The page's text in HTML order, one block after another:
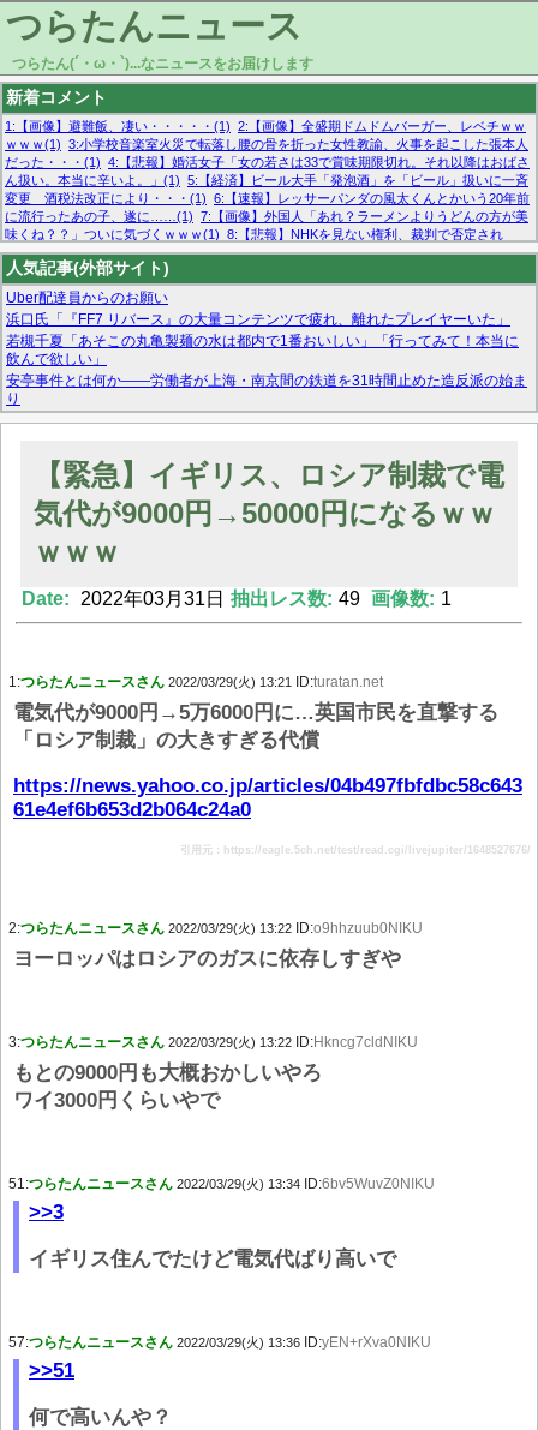
つらたんニュース
つらたん(´・ω・`)...なニュースをお届けします
新着コメント
1:【画像】避難飯、凄い・・・・・(1) 2:【画像】全盛期ドムドムバーガー、レベチｗｗ
ｗｗｗ(1) 3:小学校音楽室火災で転落し腰の骨を折った女性教諭、火事を起こした張本人
だった・・・(1) 4:【悲報】婚活女子「女の若さは33で賞味期限切れ。それ以降はおばさ
ん扱い。本当に辛いよ。」(1) 5:【経済】ビール大手「発泡酒」を「ビール」扱いに一斉
変更 酒税法改正により・・・(1) 6:【速報】レッサーパンダの風太くんとかいう20年前
に流行ったあの子、遂に……(1) 7:【画像】外国人「あれ？ラーメンよりうどんの方が美
味くね？？」ついに気づくｗｗｗ(1) 8:【悲報】NHKを見ない権利、裁判で否定され
る・・・(1) 9:欧州委員長「原発縮小は間違いでした」(1) 10:【悲報】日本企業の人手不
足、限界突破 52%「正社員も足りてません…」(1)
人気記事(外部サイト)
Uber配達員からのお願い
浜口氏「『FF7 リバース』の大量コンテンツで疲れ、離れたプレイヤーいた」
若槻千夏「あそこの丸亀製麺の水は都内で1番おいしい」「行ってみて！本当に
飲んで欲しい」
安亭事件とは何か——労働者が上海・南京間の鉄道を31時間止めた造反派の始ま
り
マーベル帝国、まさかの反省！？『サンダーボルツ』の高評価は本物か？ディズ
【モー娘。石田亜佑美】ファーストテイク出演も新規獲得ならず？北川莉央が1
【画像あり】FacebookとかTwitterで拾ったエロ画像貼ってくよ
【緊急】イギリス、ロシア制裁で電
気代が9000円→50000円になるｗｗ
ｗｗｗ
Date: 2022年03月31日 抽出レス数: 49 画像数: 1
1:つらたんニュースさん 2022/03/29(火) 13:21 ID:turatan.net
電気代が9000円→5万6000円に…英国市民を直撃する
「ロシア制裁」の大きすぎる代償
https://news.yahoo.co.jp/articles/04b497fbfdbc58c643
61e4ef6b653d2b064c24a0
引用元：https://eagle.5ch.net/test/read.cgi/livejupiter/1648527676/
2:つらたんニュースさん 2022/03/29(火) 13:22 ID:o9hhzuub0NIKU
ヨーロッパはロシアのガスに依存しすぎや
3:つらたんニュースさん 2022/03/29(火) 13:22 ID:Hkncg7cldNIKU
もとの9000円も大概おかしいやろ
ワイ3000円くらいやで
51:つらたんニュースさん 2022/03/29(火) 13:34 ID:6bv5WuvZ0NIKU
>>3
イギリス住んでたけど電気代ばり高いで
57:つらたんニュースさん 2022/03/29(火) 13:36 ID:yEN+rXva0NIKU
>>51
何で高いんや？